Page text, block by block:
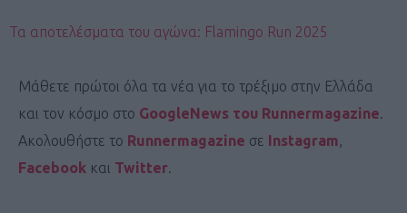
Τα αποτελέσματα του αγώνα: Flamingo Run 2025
Μάθετε πρώτοι όλα τα νέα για το τρέξιμο στην Ελλάδα
και τον κόσμο στο GoogleNews του Runnermagazine.
Ακολουθήστε το Runnermagazine σε Instagram,
Facebook και Twitter.